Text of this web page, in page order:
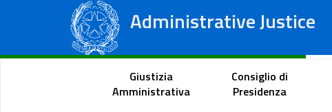
Administrative Justice
Regional Administrative Courts
Citizen Portal
Giustizia
Amministrativa
Consiglio di
Presidenza